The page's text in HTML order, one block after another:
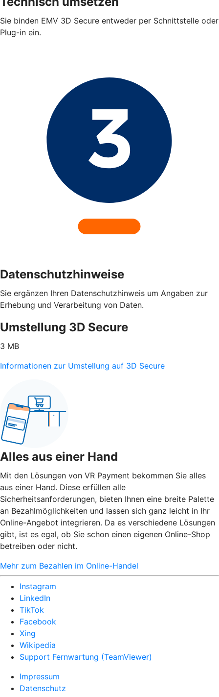
Sie binden EMV 3D Secure entweder per Schnittstelle oder
Plug-in ein.
Datenschutzhinweise
Sie ergänzen Ihren Datenschutzhinweis um Angaben zur
Erhebung und Verarbeitung von Daten.
Umstellung 3D Secure
3 MB
Informationen zur Umstellung auf 3D Secure
Alles aus einer Hand
Mit den Lösungen von VR Payment bekommen Sie alles
aus einer Hand. Diese erfüllen alle
Sicherheitsanforderungen, bieten Ihnen eine breite Palette
an Bezahlmöglichkeiten und lassen sich ganz leicht in Ihr
Online-Angebot integrieren. Da es verschiedene Lösungen
gibt, ist es egal, ob Sie schon einen eigenen Online-Shop
betreiben oder nicht.
Mehr zum Bezahlen im Online-Handel
Instagram
LinkedIn
TikTok
Facebook
Xing
Wikipedia
Support Fernwartung (TeamViewer)
Impressum
Datenschutz